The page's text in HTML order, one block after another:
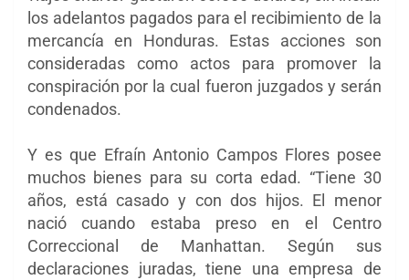
los adelantos pagados para el recibimiento de la
mercancía en Honduras. Estas acciones son
consideradas como actos para promover la
conspiración por la cual fueron juzgados y serán
condenados.
Y es que Efraín Antonio Campos Flores posee
muchos bienes para su corta edad. “Tiene 30
años, está casado y con dos hijos. El menor
nació cuando estaba preso en el Centro
Correccional de Manhattan. Según sus
declaraciones juradas, tiene una empresa de